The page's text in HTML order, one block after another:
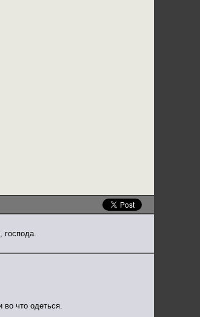
господа.
что одеться.